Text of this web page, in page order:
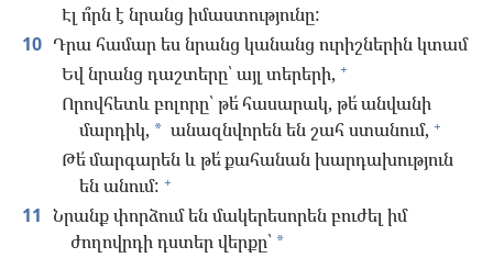
Էլ ո՞րն է նրանց իմաստությունը:
10 Դրա համար ես նրանց կանանց ուրիշներին կտամ
Եվ նրանց դաշտերը՝ այլ տերերի, +
Որովհետև բոլորը՝ թե՛ հասարակ, թե՛ անվանի
մարդիկ, * անազնվորեն են շահ ստանում, +
Թե՛ մարգարեն և թե՛ քահանան խարդախություն
են անում: +
11 Նրանք փորձում են մակերեսորեն բուժել իմ
ժողովրդի դստեր վերքը՝ *